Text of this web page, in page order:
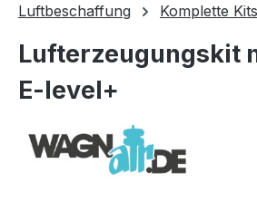
Luftbeschaffung Komplette Kits
Lufterzeugungskit
E-level+